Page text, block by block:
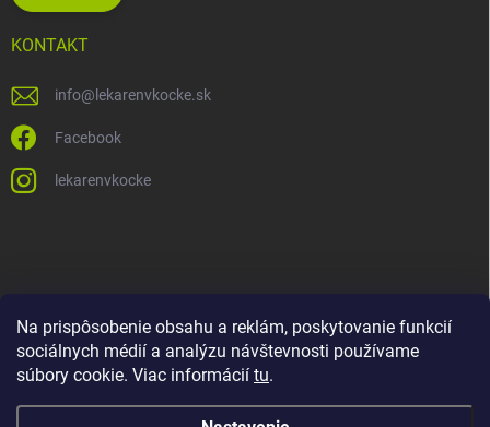
Na prispôsobenie obsahu a reklám, poskytovanie funkcií
sociálnych médií a analýzu návštevnosti používame
súbory cookie. Viac informácií tu.
KONTAKT
info@ lekarenvkocke.sk
Facebook
lekarenvkocke